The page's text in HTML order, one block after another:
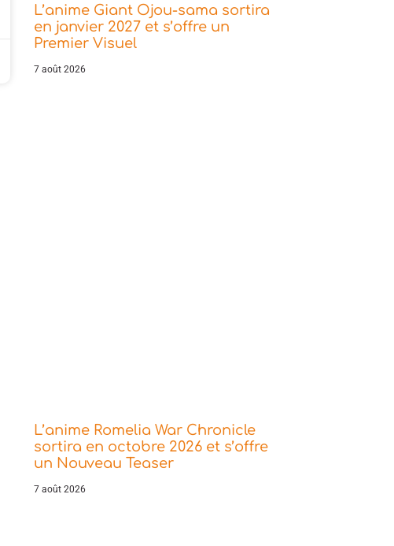
L’anime Giant Ojou-sama sortira
en janvier 2027 et s’offre un
Premier Visuel
7 août 2026
L’anime Romelia War Chronicle
sortira en octobre 2026 et s’offre
un Nouveau Teaser
7 août 2026